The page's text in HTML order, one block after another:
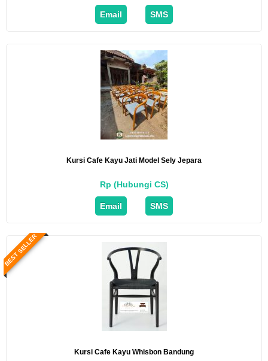
Email SMS
Kursi Cafe Kayu Jati Model Sely Jepara
Rp (Hubungi CS)
Email SMS
BEST SELLER
Kursi Cafe Kayu Whisbon Bandung